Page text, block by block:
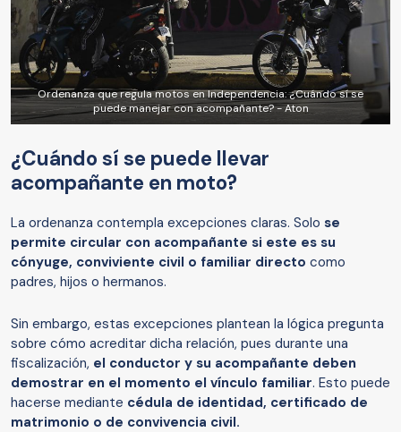
Ordenanza que regula motos en Independencia: ¿Cuándo sí se
puede manejar con acompañante? - Aton
¿Cuándo sí se puede llevar
acompañante en moto?
La ordenanza contempla excepciones claras. Solo se
permite circular con acompañante si este es su
cónyuge, conviviente civil o familiar directo como
padres, hijos o hermanos.
Sin embargo, estas excepciones plantean la lógica pregunta
sobre cómo acreditar dicha relación, pues durante una
fiscalización, el conductor y su acompañante deben
demostrar en el momento el vínculo familiar. Esto puede
hacerse mediante cédula de identidad, certificado de
matrimonio o de convivencia civil.